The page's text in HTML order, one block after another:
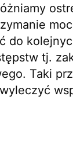
do
tj.
Taki